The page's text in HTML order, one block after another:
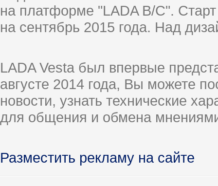
на платформе "LADA B/C".
на сентябрь 2015 года. Над
LADA Vesta был впервые
августе 2014 года, Вы можете
новости, узнать технические
для общения и обмена
Разместить рекламу на сайте